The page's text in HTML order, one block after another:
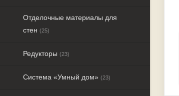
Отделочные материалы для
стен (25)
Редукторы (23)
Система «Умный дом» (23)